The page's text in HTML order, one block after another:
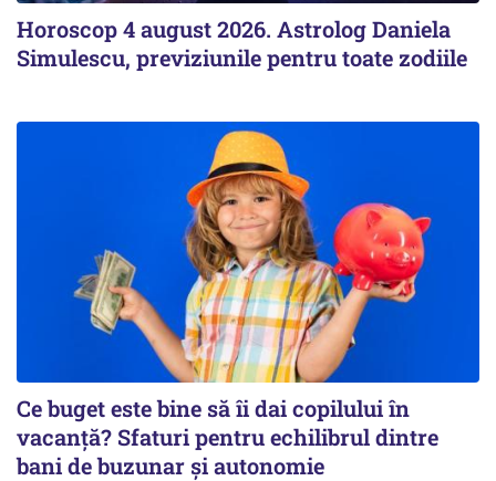
Horoscop 4 august 2026. Astrolog Daniela
Simulescu, previziunile pentru toate zodiile
Ce buget este bine să îi dai copilului în
vacanță? Sfaturi pentru echilibrul dintre
bani de buzunar și autonomie